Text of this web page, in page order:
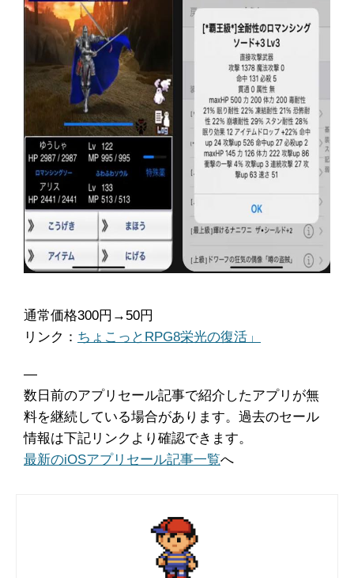
通常価格300円→50円
リンク： ‎ちょこっとRPG8栄光の復活」
―
数日前のアプリセール記事で紹介したアプリが無
料を継続している場合があります。過去のセール
情報は下記リンクより確認できます。
最新のiOSアプリセール記事一覧へ